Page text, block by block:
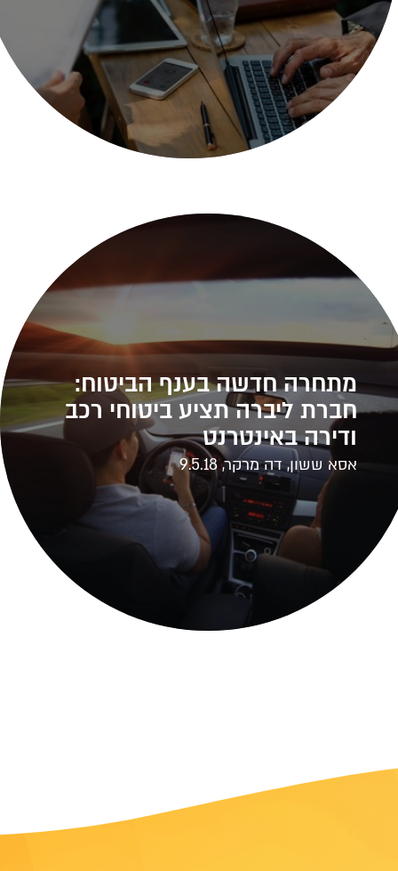
מתחרה חדשה בענף הביטוח:
חברת ליברה תציע ביטוחי רכב
ודירה באינטרנט
אסא ששון, דה מרקר, 9.5.18